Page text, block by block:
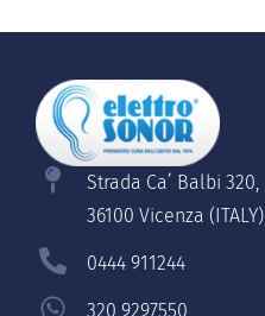
Strada Ca’ Balbi 320,
36100 Vicenza (ITALY)
0444 911244
320 9297550